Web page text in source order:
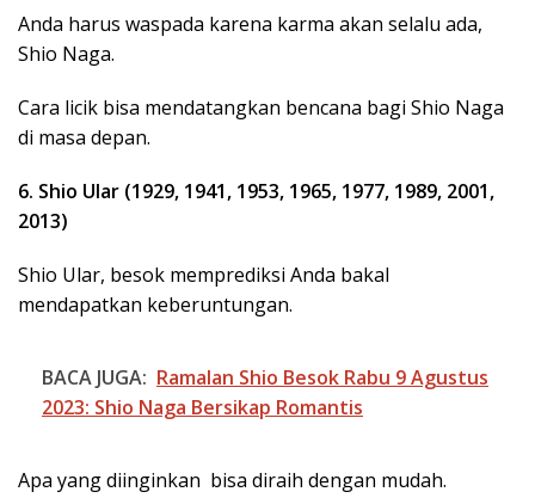
Anda harus waspada karena karma akan selalu ada,
Shio Naga.
Cara licik bisa mendatangkan bencana bagi Shio Naga
di masa depan.
6. Shio Ular (1929, 1941, 1953, 1965, 1977, 1989, 2001,
2013)
Shio Ular, besok memprediksi Anda bakal
mendapatkan keberuntungan.
BACA JUGA: Ramalan Shio Besok Rabu 9 Agustus
2023: Shio Naga Bersikap Romantis
Apa yang diinginkan bisa diraih dengan mudah.